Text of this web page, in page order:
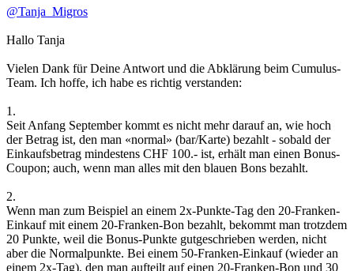
@Tanja_Migros
Hallo Tanja
Vielen Dank für Deine Antwort und die Abklärung beim Cumulus-
Team. Ich hoffe, ich habe es richtig verstanden:
1.
Seit Anfang September kommt es nicht mehr darauf an, wie hoch
der Betrag ist, den man «normal» (bar/Karte) bezahlt - sobald der
Einkaufsbetrag mindestens CHF 100.- ist, erhält man einen Bonus-
Coupon; auch, wenn man alles mit den blauen Bons bezahlt.
2.
Wenn man zum Beispiel an einem 2x-Punkte-Tag den 20-Franken-
Einkauf mit einem 20-Franken-Bon bezahlt, bekommt man trotzdem
20 Punkte, weil die Bonus-Punkte gutgeschrieben werden, nicht
aber die Normalpunkte. Bei einem 50-Franken-Einkauf (wieder an
einem 2x-Tag), den man aufteilt auf einen 20-Franken-Bon und 30